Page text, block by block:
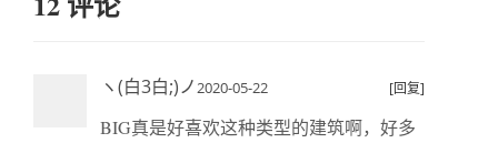
ヽ(白3白;)ノ2020-05-22 [回复]
BIG真是好喜欢这种类型的建筑啊，好多